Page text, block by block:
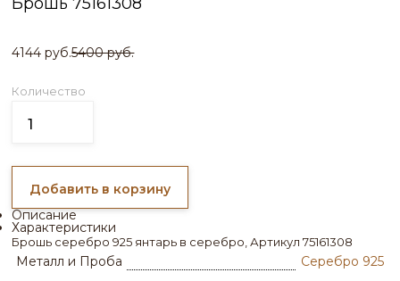
4144 руб.5400 руб.
Количество
Добавить в корзину
Описание
Характеристики
Брошь серебро 925 янтарь в серебро, Артикул 75161308
Металл и Проба Серебро 925